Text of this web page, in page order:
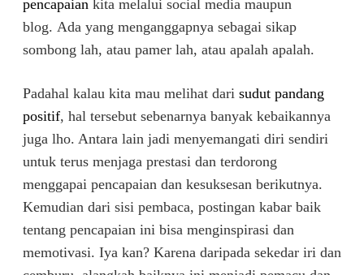
pencapaian kita melalui social media maupun
blog. Ada yang menganggapnya sebagai sikap
sombong lah, atau pamer lah, atau apalah apalah.
Padahal kalau kita mau melihat dari sudut pandang
positif, hal tersebut sebenarnya banyak kebaikannya
juga lho. Antara lain jadi menyemangati diri sendiri
untuk terus menjaga prestasi dan terdorong
menggapai pencapaian dan kesuksesan berikutnya.
Kemudian dari sisi pembaca, postingan kabar baik
tentang pencapaian ini bisa menginspirasi dan
memotivasi. Iya kan? Karena daripada sekedar iri dan